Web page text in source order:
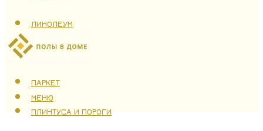
ЛИНОЛЕУМ
ТЕПЛЫЙ ПОЛ
ПАРКЕТ
ПЛИНТУСА И ПОРОГИ
МЕНЮ